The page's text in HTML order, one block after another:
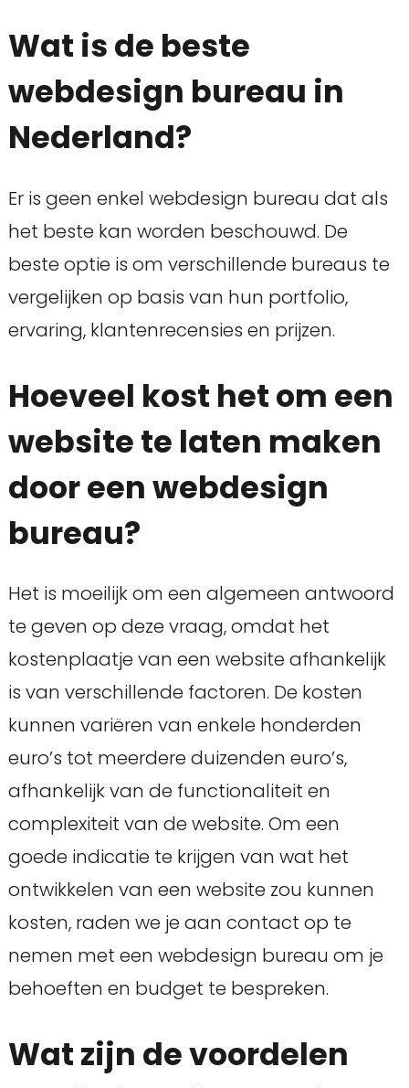
Wat is de beste
webdesign bureau in
Nederland?
Er is geen enkel webdesign bureau dat als
het beste kan worden beschouwd. De
beste optie is om verschillende bureaus te
vergelijken op basis van hun portfolio,
ervaring, klantenrecensies en prijzen.
Hoeveel kost het om een
website te laten maken
door een webdesign
bureau?
Het is moeilijk om een algemeen antwoord
te geven op deze vraag, omdat het
kostenplaatje van een website afhankelijk
is van verschillende factoren. De kosten
kunnen variëren van enkele honderden
euro’s tot meerdere duizenden euro’s,
afhankelijk van de functionaliteit en
complexiteit van de website. Om een
goede indicatie te krijgen van wat het
ontwikkelen van een website zou kunnen
kosten, raden we je aan contact op te
nemen met een webdesign bureau om je
behoeften en budget te bespreken.
Wat zijn de voordelen